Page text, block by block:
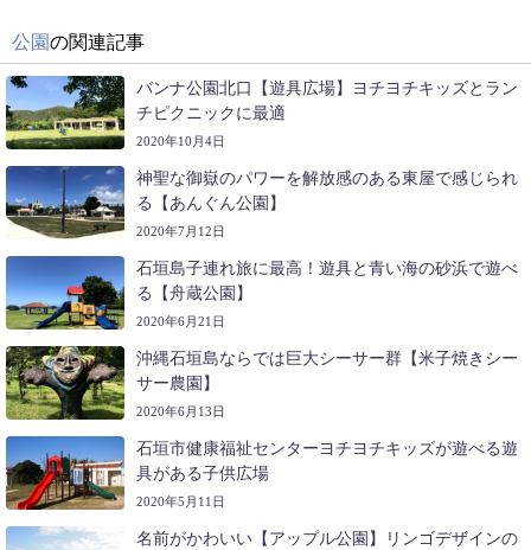
公園の関連記事
バンナ公園北口【遊具広場】ヨチヨチキッズとラン
チピクニックに最適
2020年10月4日
神聖な御嶽のパワーを解放感のある東屋で感じられ
る【あんぐん公園】
2020年7月12日
石垣島子連れ旅に最高！遊具と青い海の砂浜で遊べ
る【舟蔵公園】
2020年6月21日
沖縄石垣島ならでは巨大シーサー群【米子焼きシー
サー農園】
2020年6月13日
石垣市健康福祉センターヨチヨチキッズが遊べる遊
具がある子供広場
2020年5月11日
名前がかわいい【アップル公園】リンゴデザインの